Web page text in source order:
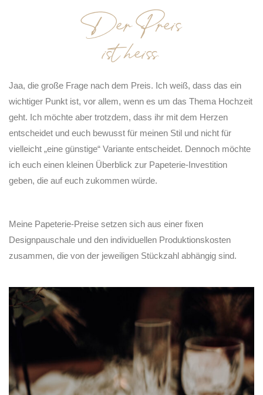
Der Preis
ist heiss…
Jaa, die große Frage nach dem Preis. Ich weiß, dass das ein
wichtiger Punkt ist, vor allem, wenn es um das Thema Hochzeit
geht. Ich möchte aber trotzdem, dass ihr mit dem Herzen
entscheidet und euch bewusst für meinen Stil und nicht für
vielleicht „eine günstige“ Variante entscheidet. Dennoch möchte
ich euch einen kleinen Überblick zur Papeterie-Investition
geben, die auf euch zukommen würde.
Meine Papeterie-Preise setzen sich aus einer fixen
Designpauschale und den individuellen Produktionskosten
zusammen, die von der jeweiligen Stückzahl abhängig sind.